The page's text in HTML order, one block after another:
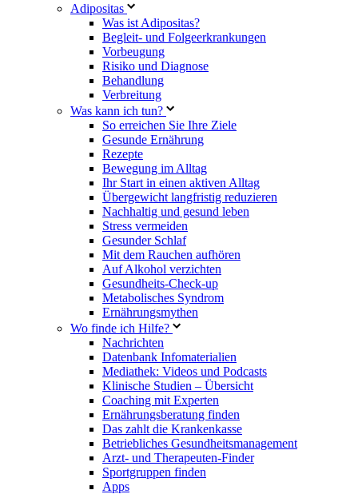
Adipositas
Was ist Adipositas?
Begleit- und Folgeerkrankungen
Vorbeugung
Risiko und Diagnose
Behandlung
Verbreitung
Was kann ich tun?
So erreichen Sie Ihre Ziele
Gesunde Ernährung
Rezepte
Bewegung im Alltag
Ihr Start in einen aktiven Alltag
Übergewicht langfristig reduzieren
Nachhaltig und gesund leben
Stress vermeiden
Gesunder Schlaf
Mit dem Rauchen aufhören
Auf Alkohol verzichten
Gesundheits-Check-up
Metabolisches Syndrom
Ernährungsmythen
Wo finde ich Hilfe?
Nachrichten
Datenbank Infomaterialien
Mediathek: Videos und Podcasts
Klinische Studien – Übersicht
Coaching mit Experten
Ernährungsberatung finden
Das zahlt die Krankenkasse
Betriebliches Gesundheitsmanagement
Arzt- und Therapeuten-Finder
Sportgruppen finden
Apps